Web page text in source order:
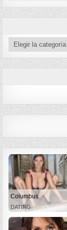
Categorías
Columbus
DATING